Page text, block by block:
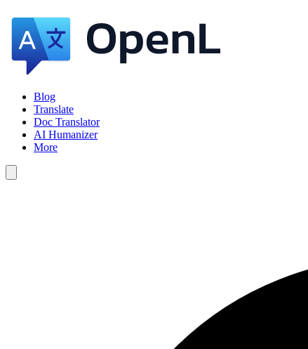
Blog
Translate
Doc Translator
AI Humanizer
More